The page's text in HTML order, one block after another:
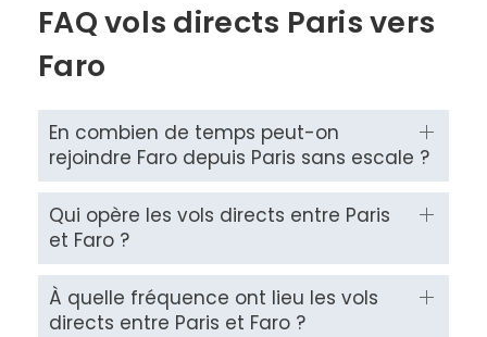
FAQ vols directs Paris vers
Faro
En combien de temps peut-on
rejoindre Faro depuis Paris sans escale ?
Qui opère les vols directs entre Paris
et Faro ?
À quelle fréquence ont lieu les vols
directs entre Paris et Faro ?